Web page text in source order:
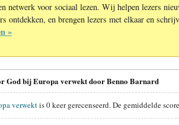
netwerk voor sociaal lezen. Wij helpen lezers
ontdekken, en brengen lezers met elkaar en
»
God bij Europa verwekt door Benno Barnard
verwektis0keer gerecenseerd. De gemiddelde